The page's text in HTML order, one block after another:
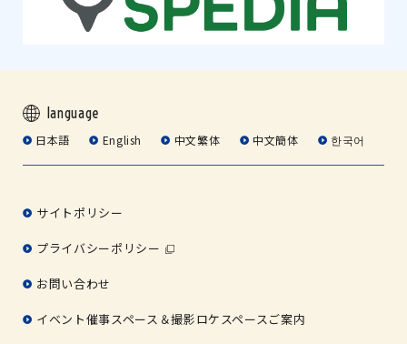
language
日本語 English 中文繁体 中文簡体 한국어
サイトポリシー
プライバシーポリシー
お問い合わせ
イベント催事スペース＆撮影ロケスペースご案内